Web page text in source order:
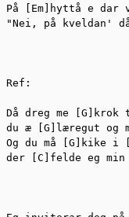
På [Em]hyttå e
"Nei, på kveldan'
Ref:
Då dreg me
du æ [G]læregut og
Og du må [G]kike
der [C]felde eg